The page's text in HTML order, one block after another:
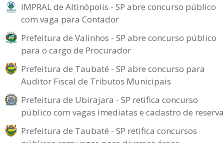
IMPRAL de Altinópolis - SP abre concurso público
com vaga para Contador
Prefeitura de Valinhos - SP abre concurso público
para o cargo de Procurador
Prefeitura de Taubaté - SP abre concurso para
Auditor Fiscal de Tributos Municipais
Prefeitura de Ubirajara - SP retifica concurso
público com vagas imediatas e cadastro de reserva
Prefeitura de Taubaté - SP retifica concursos